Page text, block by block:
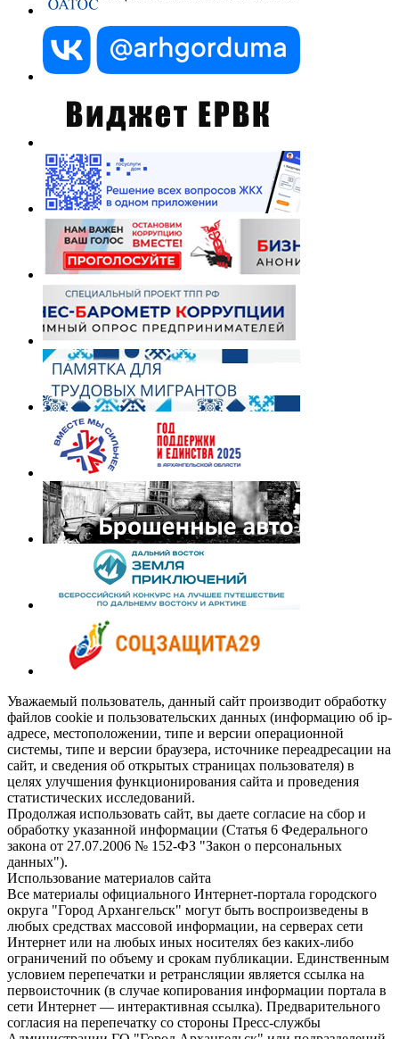
Уважаемый пользователь, данный сайт производит обработку
файлов cookie и пользовательских данных (информацию об ip-
адресе, местоположении, типе и версии операционной
системы, типе и версии браузера, источнике переадресации на
сайт, и сведения об открытых страницах пользователя) в
целях улучшения функционирования сайта и проведения
статистических исследований.
Продолжая использовать сайт, вы даете согласие на сбор и
обработку указанной информации (Статья 6 Федерального
закона от 27.07.2006 № 152-ФЗ "Закон о персональных
данных").
Использование материалов сайта
Все материалы официального Интернет-портала городского
округа "Город Архангельск" могут быть воспроизведены в
любых средствах массовой информации, на серверах сети
Интернет или на любых иных носителях без каких-либо
ограничений по объему и срокам публикации. Единственным
условием перепечатки и ретрансляции является ссылка на
первоисточник (в случае копирования информации портала в
сети Интернет — интерактивная ссылка). Предварительного
согласия на перепечатку со стороны Пресс-службы